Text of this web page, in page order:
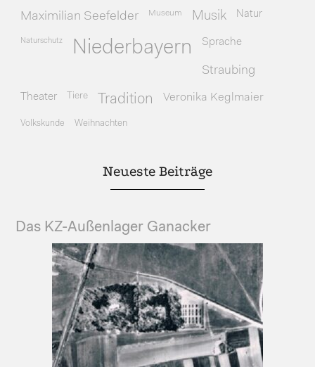
Maximilian Seefelder Museum Musik Natur
Naturschutz Niederbayern Sprache
Straubing
Theater Tiere Tradition Veronika Keglmaier
Volkskunde Weihnachten
Neueste Beiträge
Das KZ-Außenlager Ganacker